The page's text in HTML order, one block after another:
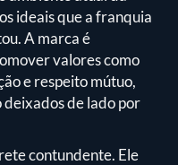
ideais que a franquia
A marca é
valores como
e respeito mútuo,
de lado por
contundente. Ele